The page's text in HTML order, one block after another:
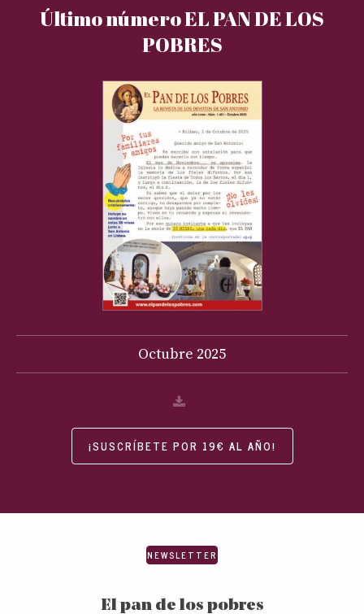
Último número EL PAN DE LOS
POBRES
Octubre 2025
¡SUSCRÍBETE POR 19€ AL AÑO!
El pan de los pobres
NEWSLETTER